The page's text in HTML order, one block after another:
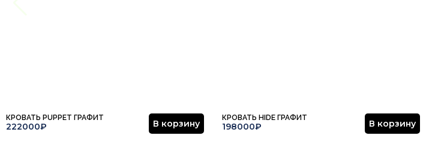
КРОВАТЬ PUPPET ГРАФИТ
222000₽ В корзину
КРОВАТЬ HIDE ГРАФИТ
198000₽ В корзину